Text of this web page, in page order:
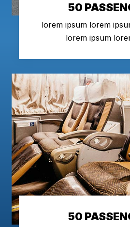
50
lorem ipsum lorem
lorem ipsum
50